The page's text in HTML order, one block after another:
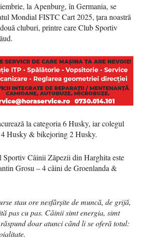
la Apenburg, în Germania, se
Mondial FISTC Cart 2025, țara noastră
cluburi, printre care Club Sportiv
la categoria 6 Husky, iar colegul
Husky & bikejoring 2 Husky.
Sportiv Câinii Zăpezii din Harghita este
Grosu – 4 câini de Groenlanda &
stau ore nesfârșite de muncă, de grijă,
pas cu pas. Câinii simt energia, simt
doar atunci când li se oferă totul: